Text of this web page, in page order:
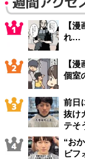
【
れ…
【
個室
前日
抜け
テそ
“お
ビフ